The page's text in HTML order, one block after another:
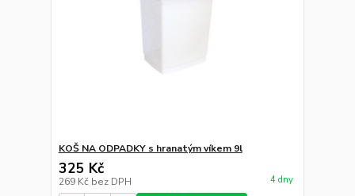
KOŠ NA ODPADKY s hranatým víkem 9l
325 Kč
269 Kč bez DPH 4 dny